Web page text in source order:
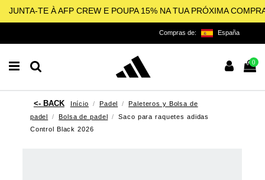
JUNTA-TE À AFP CREW E POUPA 15% NA TUA PRÓXIMA
Compras de: España
0
Início Padel
Paleteros y Bolsa de
padel
Bolsa de padel
Saco para raquetes adidas
Control Black 2026